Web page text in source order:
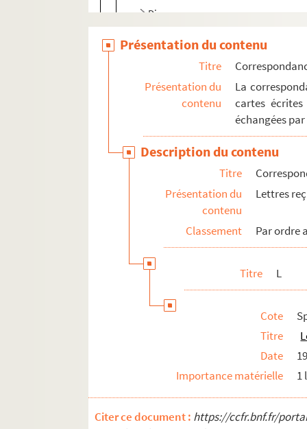
Divers
Correspondance de tiers
Papiers personnels
Présentation du contenu
Titre
Présentation du
contenu
La
cartes
échangées
Description du contenu
Titre
Présentation du
contenu
Lettres
Classement Par ordre
Titre L
Cote
Titre
Date
Importance matérielle
1
Citer ce document : https://ccfr.bnf.fr/